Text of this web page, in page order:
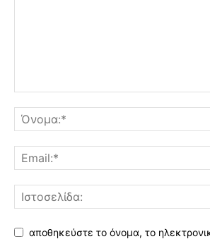
αποθηκεύστε το όνομα, το